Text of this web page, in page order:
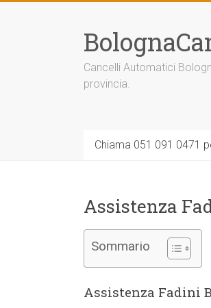
Cancelli Automatici
provincia.
Chiama 051 091 0471
Assistenza
Sommario
Assistenza Fadini